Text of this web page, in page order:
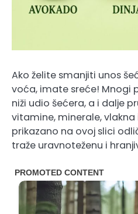
Ako želite smanjiti unos
voća, imate sreće! Mnogi
niži udio šećera, a i dalje
vitamine, minerale,
prikazano na ovoj slici
traže uravnoteženu i